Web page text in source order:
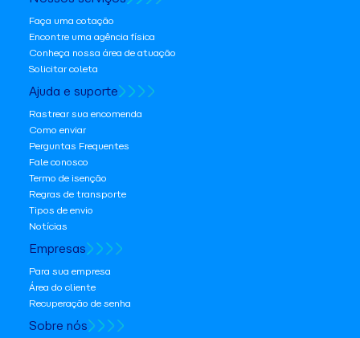
Faça uma cotação
Encontre uma agência física
Conheça nossa área de atuação
Solicitar coleta
Ajuda e suporte
Rastrear sua encomenda
Como enviar
Perguntas Frequentes
Fale conosco
Termo de isenção
Regras de transporte
Tipos de envio
Notícias
Empresas
Para sua empresa
Área do cliente
Recuperação de senha
Sobre nós